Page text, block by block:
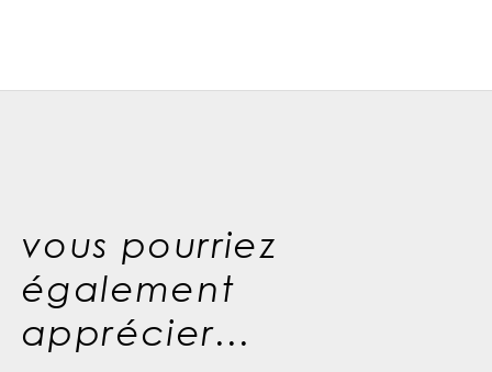
vous pourriez
également
apprécier...